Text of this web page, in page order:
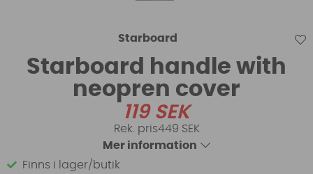
Starboard
Starboard handle with
neopren cover
119SEK
449 SEK
Mer information
Finns i lager/butik